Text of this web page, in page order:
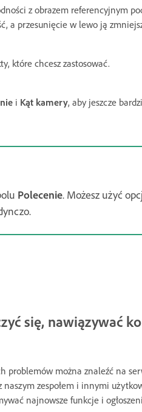
z obrazem referencyjnym
a przesunięcie w lewo ją
które chcesz zastosować.
i Kąt kamery, aby jeszcze
Polecenie. Możesz użyć
się, nawiązywać
problemów można znaleźć na
naszym zespołem i innymi
najnowsze funkcje i